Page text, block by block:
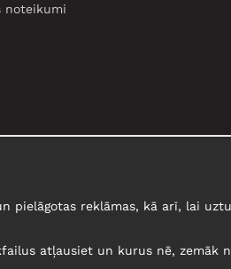
noteikumi
pielāgotas reklāmas, kā arī, lai
atļausiet un kurus nē, zemāk